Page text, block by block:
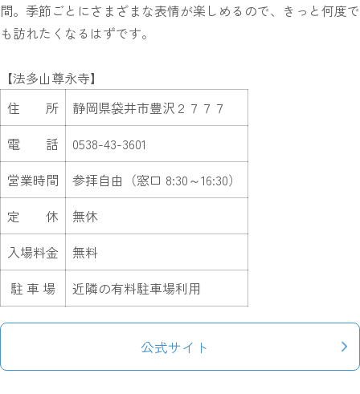
間。季節ごとにさまざまな表情が楽しめるので、きっと何度で
も訪れたくなるはずです。
【法多山尊永寺】
住 所
静岡県袋井市豊沢２７７７
電 話
0538-43-3601
営業時間
参拝自由（窓口 8:30～16:30）
定 休
無休
入場料金
無料
駐 車 場
近隣の有料駐車場利用
公式サイト